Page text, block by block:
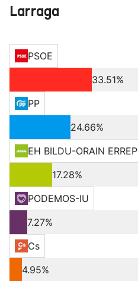
Larraga
PSOE
33.51%
PP
24.66%
EH BILDU-ORAIN ERREP
17.28%
PODEMOS-IU
7.27%
Cs
4.95%